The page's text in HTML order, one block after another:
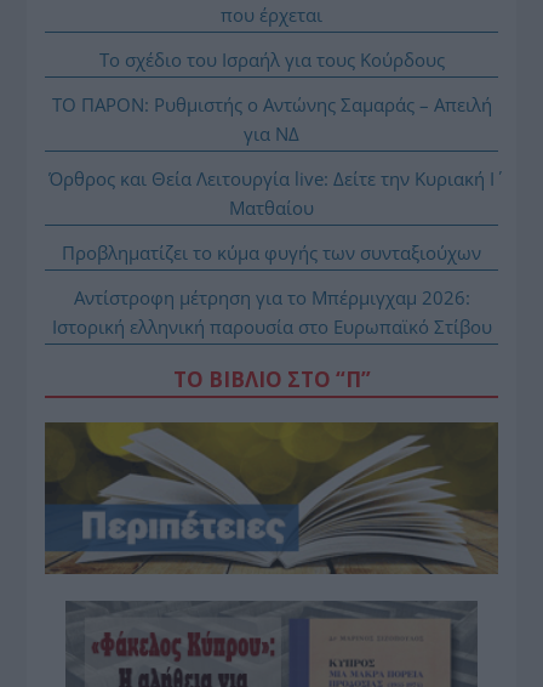
που έρχεται
Το σχέδιο του Ισραήλ για τους Κούρδους
ΤΟ ΠΑΡΟΝ: Ρυθμιστής ο Αντώνης Σαμαράς – Απειλή
για ΝΔ
Όρθρος και Θεία Λειτουργία live: Δείτε την Κυριακή Ι΄
Ματθαίου
Προβληματίζει το κύμα φυγής των συνταξιούχων
Αντίστροφη μέτρηση για το Μπέρμιγχαμ 2026:
Ιστορική ελληνική παρουσία στο Ευρωπαϊκό Στίβου
ΤΟ ΒΙΒΛΙΟ ΣΤΟ “Π”